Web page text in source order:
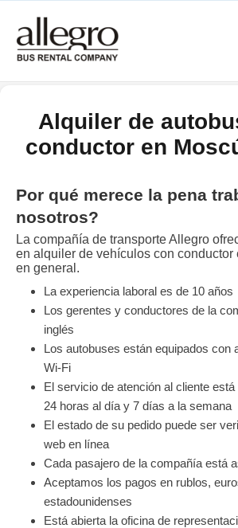
+7 (495) 204-10-40
Написать в WhatsApp
Alquiler de
conductor en
Por qué merece la pena
nosotros?
La compañía de transporte Allegro
en alquiler de vehículos con conductor
en general.
La experiencia laboral es de 10 años
Los gerentes y conductores de la
inglés
Los autobuses están equipados con
Wi-Fi
El servicio de atención al cliente
24 horas al día y 7 días a la semana
El estado de su pedido puede ser
web en línea
Cada pasajero de la compañía está
Aceptamos los pagos en rublos,
estadounidenses
Está abierta la oficina de